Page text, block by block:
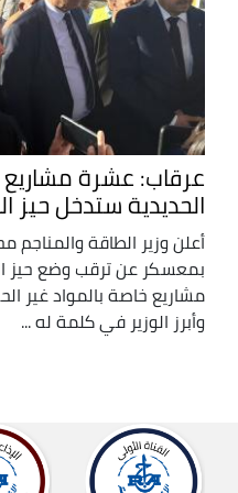
عرقاب: عشرة مشاريع
الحديدية ستدخل حيز
أعلن وزير الطاقة والمناجم
بمعسكر عن ترقب وضع حيز
مشاريع خاصة بالمواد غير
وأبرز الوزير في كلمة له ...